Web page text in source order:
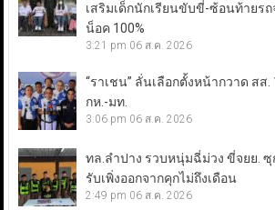
เสริมเด็กนักเรียนขับขี่-ซ้อนท้ายร
น็อค 100%
3:21 pm 06 ส.ค. 2026
“ราเชน” ลั่นเลือกตั้งหน้ากวาด สส
กห.-มท.
3:06 pm 06 ส.ค. 2026
ทล.ลำปาง รวบหนุ่มฉี่ม่วง ขี่จยย. ซุ
รับเพิ่งออกจากคุกไม่ถึงเดือน
2:49 pm 06 ส.ค. 2026